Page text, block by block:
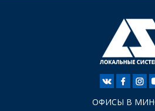
ОФИСЫ В